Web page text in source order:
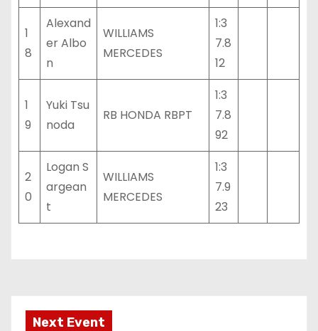
1
8
Alexand
er Albo
n
WILLIAMS
MERCEDES
1:3
7.8
12
1
9
Yuki Tsu
noda
RB HONDA RBPT
1:3
7.8
92
2
0
Logan S
argean
t
WILLIAMS
MERCEDES
1:3
7.9
23
Next Event